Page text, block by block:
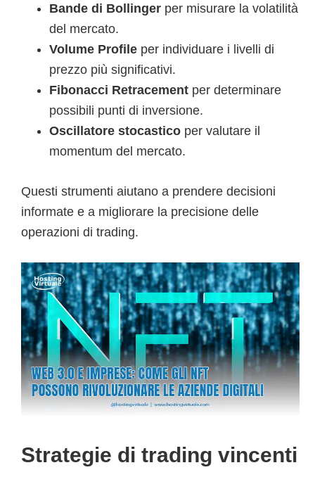
Bande di Bollinger per misurare la volatilità
del mercato.
Volume Profile per individuare i livelli di
prezzo più significativi.
Fibonacci Retracement per determinare
possibili punti di inversione.
Oscillatore stocastico per valutare il
momentum del mercato.
Questi strumenti aiutano a prendere decisioni
informate e a migliorare la precisione delle
operazioni di trading.
Strategie di trading vincenti